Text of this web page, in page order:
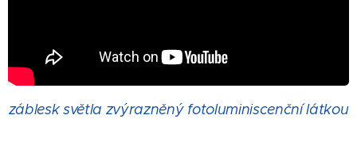
záblesk světla zvýrazněný fotoluminiscenční látkou